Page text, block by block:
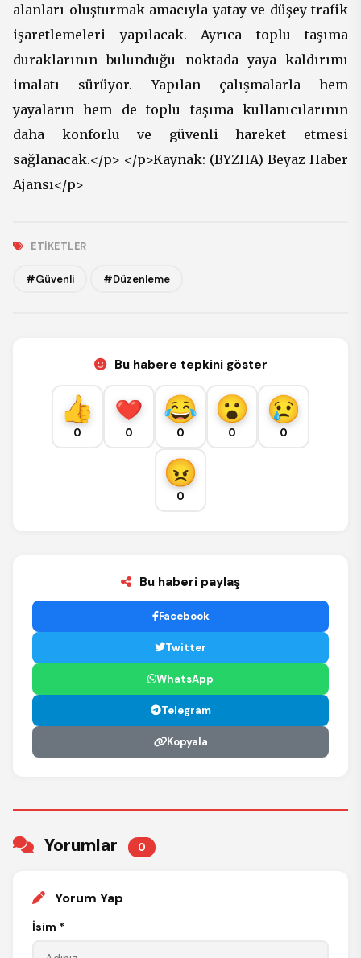
alanları oluşturmak amacıyla yatay ve düşey trafik
işaretlemeleri yapılacak. Ayrıca toplu taşıma
duraklarının bulunduğu noktada yaya kaldırımı
imalatı sürüyor. Yapılan çalışmalarla hem
yayaların hem de toplu taşıma kullanıcılarının
daha konforlu ve güvenli hareket etmesi
sağlanacak.</p> </p>Kaynak: (BYZHA) Beyaz Haber
Ajansı</p>
ETIKETLER
#Güvenli #Düzenleme
Bu habere tepkini göster
0 0 0 0 0
0
Bu haberi paylaş
Facebook
Twitter
WhatsApp
Telegram
Kopyala
Yorumlar 0
Yorum Yap
İsim *